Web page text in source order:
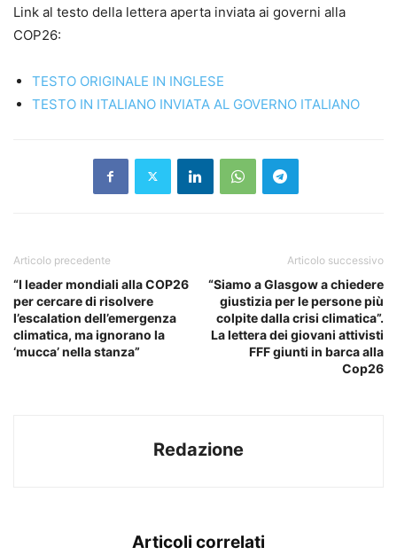
Link al testo della lettera aperta inviata ai governi alla
COP26:
TESTO ORIGINALE IN INGLESE
TESTO IN ITALIANO INVIATA AL GOVERNO ITALIANO
Articolo precedente
“I leader mondiali alla COP26
per cercare di risolvere
l’escalation dell’emergenza
climatica, ma ignorano la
‘mucca’ nella stanza”
Articolo successivo
“Siamo a Glasgow a chiedere
giustizia per le persone più
colpite dalla crisi climatica”.
La lettera dei giovani attivisti
FFF giunti in barca alla
Cop26
Redazione
Articoli correlati